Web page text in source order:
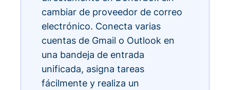
cambiar de proveedor de correo
electrónico. Conecta varias
cuentas de Gmail o Outlook en
una bandeja de entrada
unificada, asigna tareas
fácilmente y realiza un